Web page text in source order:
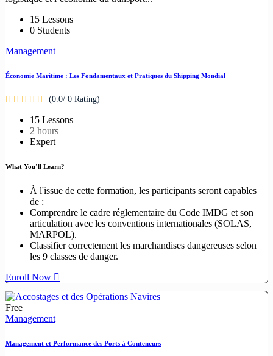
15 Lessons
0 Students
Management
Économie Maritime : Les Fondamentaux et Pratiques du Shipping Mondial
(0.0/ 0 Rating)
15 Lessons
2 hours
Expert
What You’ll Learn?
À l'issue de cette formation, les participants seront capables
de :
Comprendre le cadre réglementaire du Code IMDG et son
articulation avec les conventions internationales (SOLAS,
MARPOL).
Classifier correctement les marchandises dangereuses selon
les 9 classes de danger.
Enroll Now
Free
Management
Management et Performance des Ports à Conteneurs